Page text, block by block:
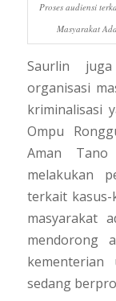
Proses audiensi
Masyarakat
Saurlin juga
organisasi
kriminalisasi
Ompu
Aman
melakukan
terkait kasus-
masyarakat
mendorong
sedang